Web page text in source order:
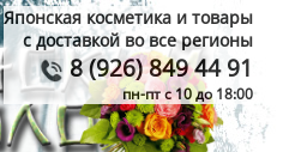
Японская косметика и товары
с доставкой во все регионы
8 (926) 849 44 91
пн-пт с 10 до 18:00